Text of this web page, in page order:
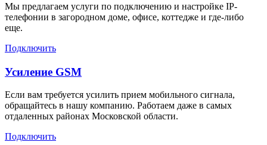
Мы предлагаем услуги по подключению и настройке IP-
телефонии в загородном доме, офисе, коттедже и где-либо
еще.
Подключить
Усиление GSM
Если вам требуется усилить прием мобильного сигнала,
обращайтесь в нашу компанию. Работаем даже в самых
отдаленных районах Московской области.
Подключить